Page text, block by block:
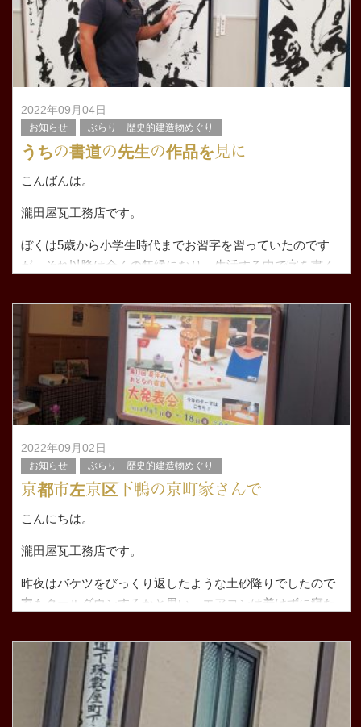
2022年09月04日
お知らせ ぶらり 歴史的建造物めぐり
うちの書道の先生の作品を見に
こんばんは。
瀧田屋瓦工務店です。
ぼくは5歳から小学生時代までお習字を習っていたのです
が それ以降は全くの無縁になり、生活する中で字を書く
が) 自分で瀧田屋
2022年09月02日
お知らせ ぶらり 歴史的建造物めぐり
京都市左京区下鴨の京町家さんで
こんにちは。
瀧田屋瓦工務店です。
昨夜はバケツをびっくり返したような土砂降りでしたので
家もクールダウンするかと思い、エアコンは着けずに寝た
ました。。。